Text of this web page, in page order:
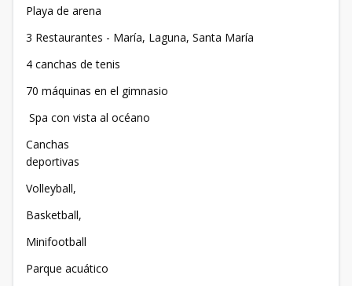
Playa de arena
3 Restaurantes - María, Laguna, Santa María
4 canchas de tenis
70 máquinas en el gimnasio
Spa con vista al océano
Canchas
deportivas
Volleyball,
Basketball,
Minifootball
Parque acuático